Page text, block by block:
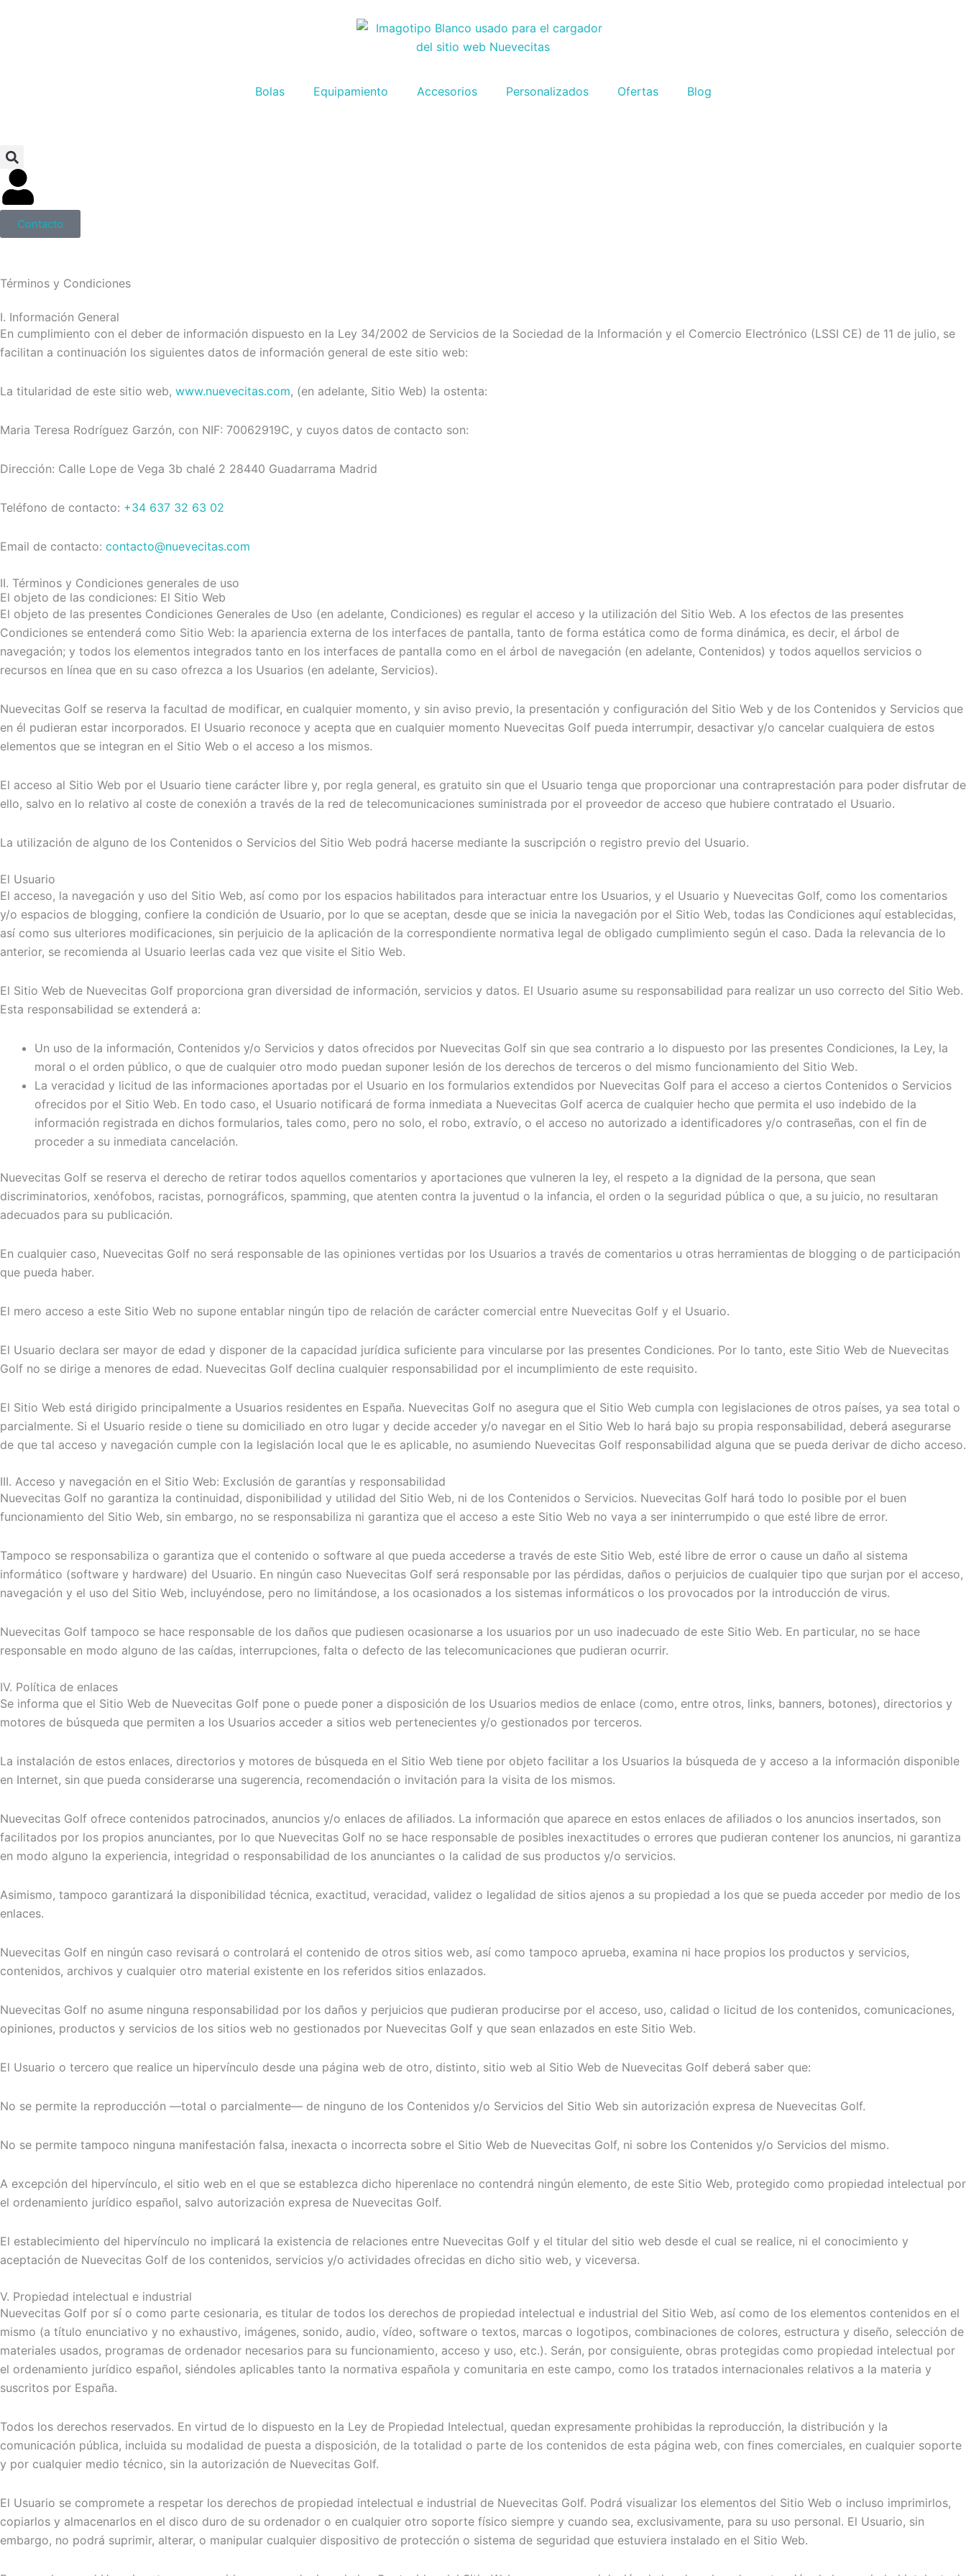
Bolas Equipamiento Accesorios Personalizados Ofertas Blog
Contacto
Términos y Condiciones
I. Información General
En cumplimiento con el deber de información dispuesto en la Ley 34/2002 de Servicios de la Sociedad de la Información y el Comercio Electrónico (LSSI CE) de 11 de julio, se
facilitan a continuación los siguientes datos de información general de este sitio web:
La titularidad de este sitio web, www.nuevecitas.com, (en adelante, Sitio Web) la ostenta:
Maria Teresa Rodríguez Garzón, con NIF: 70062919C, y cuyos datos de contacto son:
Dirección: Calle Lope de Vega 3b chalé 2 28440 Guadarrama Madrid
Teléfono de contacto: +34 637 32 63 02
Email de contacto: contacto@nuevecitas.com
II. Términos y Condiciones generales de uso
El objeto de las condiciones: El Sitio Web
El objeto de las presentes Condiciones Generales de Uso (en adelante, Condiciones) es regular el acceso y la utilización del Sitio Web. A los efectos de las presentes
Condiciones se entenderá como Sitio Web: la apariencia externa de los interfaces de pantalla, tanto de forma estática como de forma dinámica, es decir, el árbol de
navegación; y todos los elementos integrados tanto en los interfaces de pantalla como en el árbol de navegación (en adelante, Contenidos) y todos aquellos servicios o
recursos en línea que en su caso ofrezca a los Usuarios (en adelante, Servicios).
Nuevecitas Golf se reserva la facultad de modificar, en cualquier momento, y sin aviso previo, la presentación y configuración del Sitio Web y de los Contenidos y Servicios que
en él pudieran estar incorporados. El Usuario reconoce y acepta que en cualquier momento Nuevecitas Golf pueda interrumpir, desactivar y/o cancelar cualquiera de estos
elementos que se integran en el Sitio Web o el acceso a los mismos.
El acceso al Sitio Web por el Usuario tiene carácter libre y, por regla general, es gratuito sin que el Usuario tenga que proporcionar una contraprestación para poder disfrutar de
ello, salvo en lo relativo al coste de conexión a través de la red de telecomunicaciones suministrada por el proveedor de acceso que hubiere contratado el Usuario.
La utilización de alguno de los Contenidos o Servicios del Sitio Web podrá hacerse mediante la suscripción o registro previo del Usuario.
El Usuario
El acceso, la navegación y uso del Sitio Web, así como por los espacios habilitados para interactuar entre los Usuarios, y el Usuario y Nuevecitas Golf, como los comentarios
y/o espacios de blogging, confiere la condición de Usuario, por lo que se aceptan, desde que se inicia la navegación por el Sitio Web, todas las Condiciones aquí establecidas,
así como sus ulteriores modificaciones, sin perjuicio de la aplicación de la correspondiente normativa legal de obligado cumplimiento según el caso. Dada la relevancia de lo
anterior, se recomienda al Usuario leerlas cada vez que visite el Sitio Web.
El Sitio Web de Nuevecitas Golf proporciona gran diversidad de información, servicios y datos. El Usuario asume su responsabilidad para realizar un uso correcto del Sitio Web.
Esta responsabilidad se extenderá a:
Un uso de la información, Contenidos y/o Servicios y datos ofrecidos por Nuevecitas Golf sin que sea contrario a lo dispuesto por las presentes Condiciones, la Ley, la
moral o el orden público, o que de cualquier otro modo puedan suponer lesión de los derechos de terceros o del mismo funcionamiento del Sitio Web.
La veracidad y licitud de las informaciones aportadas por el Usuario en los formularios extendidos por Nuevecitas Golf para el acceso a ciertos Contenidos o Servicios
ofrecidos por el Sitio Web. En todo caso, el Usuario notificará de forma inmediata a Nuevecitas Golf acerca de cualquier hecho que permita el uso indebido de la
información registrada en dichos formularios, tales como, pero no solo, el robo, extravío, o el acceso no autorizado a identificadores y/o contraseñas, con el fin de
proceder a su inmediata cancelación.
Nuevecitas Golf se reserva el derecho de retirar todos aquellos comentarios y aportaciones que vulneren la ley, el respeto a la dignidad de la persona, que sean
discriminatorios, xenófobos, racistas, pornográficos, spamming, que atenten contra la juventud o la infancia, el orden o la seguridad pública o que, a su juicio, no resultaran
adecuados para su publicación.
En cualquier caso, Nuevecitas Golf no será responsable de las opiniones vertidas por los Usuarios a través de comentarios u otras herramientas de blogging o de participación
que pueda haber.
El mero acceso a este Sitio Web no supone entablar ningún tipo de relación de carácter comercial entre Nuevecitas Golf y el Usuario.
El Usuario declara ser mayor de edad y disponer de la capacidad jurídica suficiente para vincularse por las presentes Condiciones. Por lo tanto, este Sitio Web de Nuevecitas
Golf no se dirige a menores de edad. Nuevecitas Golf declina cualquier responsabilidad por el incumplimiento de este requisito.
El Sitio Web está dirigido principalmente a Usuarios residentes en España. Nuevecitas Golf no asegura que el Sitio Web cumpla con legislaciones de otros países, ya sea total o
parcialmente. Si el Usuario reside o tiene su domiciliado en otro lugar y decide acceder y/o navegar en el Sitio Web lo hará bajo su propia responsabilidad, deberá asegurarse
de que tal acceso y navegación cumple con la legislación local que le es aplicable, no asumiendo Nuevecitas Golf responsabilidad alguna que se pueda derivar de dicho acceso.
III. Acceso y navegación en el Sitio Web: Exclusión de garantías y responsabilidad
Nuevecitas Golf no garantiza la continuidad, disponibilidad y utilidad del Sitio Web, ni de los Contenidos o Servicios. Nuevecitas Golf hará todo lo posible por el buen
funcionamiento del Sitio Web, sin embargo, no se responsabiliza ni garantiza que el acceso a este Sitio Web no vaya a ser ininterrumpido o que esté libre de error.
Tampoco se responsabiliza o garantiza que el contenido o software al que pueda accederse a través de este Sitio Web, esté libre de error o cause un daño al sistema
informático (software y hardware) del Usuario. En ningún caso Nuevecitas Golf será responsable por las pérdidas, daños o perjuicios de cualquier tipo que surjan por el acceso,
navegación y el uso del Sitio Web, incluyéndose, pero no limitándose, a los ocasionados a los sistemas informáticos o los provocados por la introducción de virus.
Nuevecitas Golf tampoco se hace responsable de los daños que pudiesen ocasionarse a los usuarios por un uso inadecuado de este Sitio Web. En particular, no se hace
responsable en modo alguno de las caídas, interrupciones, falta o defecto de las telecomunicaciones que pudieran ocurrir.
IV. Política de enlaces
Se informa que el Sitio Web de Nuevecitas Golf pone o puede poner a disposición de los Usuarios medios de enlace (como, entre otros, links, banners, botones), directorios y
motores de búsqueda que permiten a los Usuarios acceder a sitios web pertenecientes y/o gestionados por terceros.
La instalación de estos enlaces, directorios y motores de búsqueda en el Sitio Web tiene por objeto facilitar a los Usuarios la búsqueda de y acceso a la información disponible
en Internet, sin que pueda considerarse una sugerencia, recomendación o invitación para la visita de los mismos.
Nuevecitas Golf ofrece contenidos patrocinados, anuncios y/o enlaces de afiliados. La información que aparece en estos enlaces de afiliados o los anuncios insertados, son
facilitados por los propios anunciantes, por lo que Nuevecitas Golf no se hace responsable de posibles inexactitudes o errores que pudieran contener los anuncios, ni garantiza
en modo alguno la experiencia, integridad o responsabilidad de los anunciantes o la calidad de sus productos y/o servicios.
Asimismo, tampoco garantizará la disponibilidad técnica, exactitud, veracidad, validez o legalidad de sitios ajenos a su propiedad a los que se pueda acceder por medio de los
enlaces.
Nuevecitas Golf en ningún caso revisará o controlará el contenido de otros sitios web, así como tampoco aprueba, examina ni hace propios los productos y servicios,
contenidos, archivos y cualquier otro material existente en los referidos sitios enlazados.
Nuevecitas Golf no asume ninguna responsabilidad por los daños y perjuicios que pudieran producirse por el acceso, uso, calidad o licitud de los contenidos, comunicaciones,
opiniones, productos y servicios de los sitios web no gestionados por Nuevecitas Golf y que sean enlazados en este Sitio Web.
El Usuario o tercero que realice un hipervínculo desde una página web de otro, distinto, sitio web al Sitio Web de Nuevecitas Golf deberá saber que:
No se permite la reproducción —total o parcialmente— de ninguno de los Contenidos y/o Servicios del Sitio Web sin autorización expresa de Nuevecitas Golf.
No se permite tampoco ninguna manifestación falsa, inexacta o incorrecta sobre el Sitio Web de Nuevecitas Golf, ni sobre los Contenidos y/o Servicios del mismo.
A excepción del hipervínculo, el sitio web en el que se establezca dicho hiperenlace no contendrá ningún elemento, de este Sitio Web, protegido como propiedad intelectual por
el ordenamiento jurídico español, salvo autorización expresa de Nuevecitas Golf.
El establecimiento del hipervínculo no implicará la existencia de relaciones entre Nuevecitas Golf y el titular del sitio web desde el cual se realice, ni el conocimiento y
aceptación de Nuevecitas Golf de los contenidos, servicios y/o actividades ofrecidas en dicho sitio web, y viceversa.
V. Propiedad intelectual e industrial
Nuevecitas Golf por sí o como parte cesionaria, es titular de todos los derechos de propiedad intelectual e industrial del Sitio Web, así como de los elementos contenidos en el
mismo (a título enunciativo y no exhaustivo, imágenes, sonido, audio, vídeo, software o textos, marcas o logotipos, combinaciones de colores, estructura y diseño, selección de
materiales usados, programas de ordenador necesarios para su funcionamiento, acceso y uso, etc.). Serán, por consiguiente, obras protegidas como propiedad intelectual por
el ordenamiento jurídico español, siéndoles aplicables tanto la normativa española y comunitaria en este campo, como los tratados internacionales relativos a la materia y
suscritos por España.
Todos los derechos reservados. En virtud de lo dispuesto en la Ley de Propiedad Intelectual, quedan expresamente prohibidas la reproducción, la distribución y la
comunicación pública, incluida su modalidad de puesta a disposición, de la totalidad o parte de los contenidos de esta página web, con fines comerciales, en cualquier soporte
y por cualquier medio técnico, sin la autorización de Nuevecitas Golf.
El Usuario se compromete a respetar los derechos de propiedad intelectual e industrial de Nuevecitas Golf. Podrá visualizar los elementos del Sitio Web o incluso imprimirlos,
copiarlos y almacenarlos en el disco duro de su ordenador o en cualquier otro soporte físico siempre y cuando sea, exclusivamente, para su uso personal. El Usuario, sin
embargo, no podrá suprimir, alterar, o manipular cualquier dispositivo de protección o sistema de seguridad que estuviera instalado en el Sitio Web.